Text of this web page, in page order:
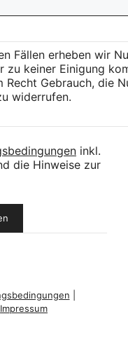
Fällen erheben wir
zu keiner Einigung
Recht Gebrauch, die
widerrufen.
inkl.
die Hinweise zur
Impressum